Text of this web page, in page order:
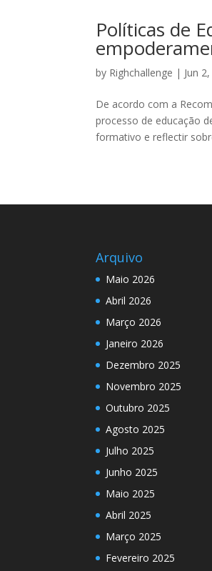
Políticas de
by Righchallenge | Jun
De acordo com a
processo de educação
formativo e reflectir
Arquivo
Maio 2026
Abril 2026
Março 2026
Janeiro 2026
Dezembro 2025
Novembro 2025
Outubro 2025
Agosto 2025
Julho 2025
Junho 2025
Maio 2025
Abril 2025
Março 2025
Fevereiro 2025